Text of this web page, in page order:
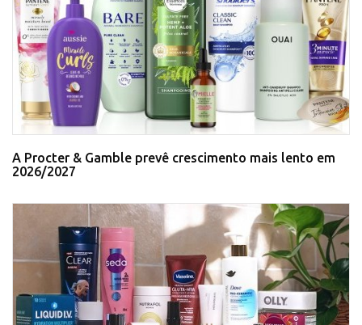
A Procter & Gamble prevê crescimento mais lento em
2026/2027